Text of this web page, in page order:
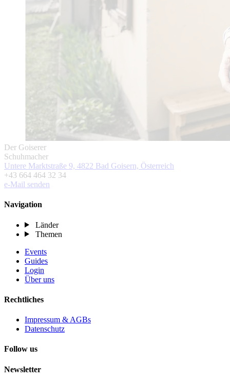
Der Goiserer
Schuhmacher
Untere Marktstraße 9, 4822 Bad Goisern, Österreich
+43 664 464 32 34
e-Mail senden
Navigation
Länder
Themen
Events
Guides
Login
Über uns
Rechtliches
Impressum & AGBs
Datenschutz
Follow us
Newsletter